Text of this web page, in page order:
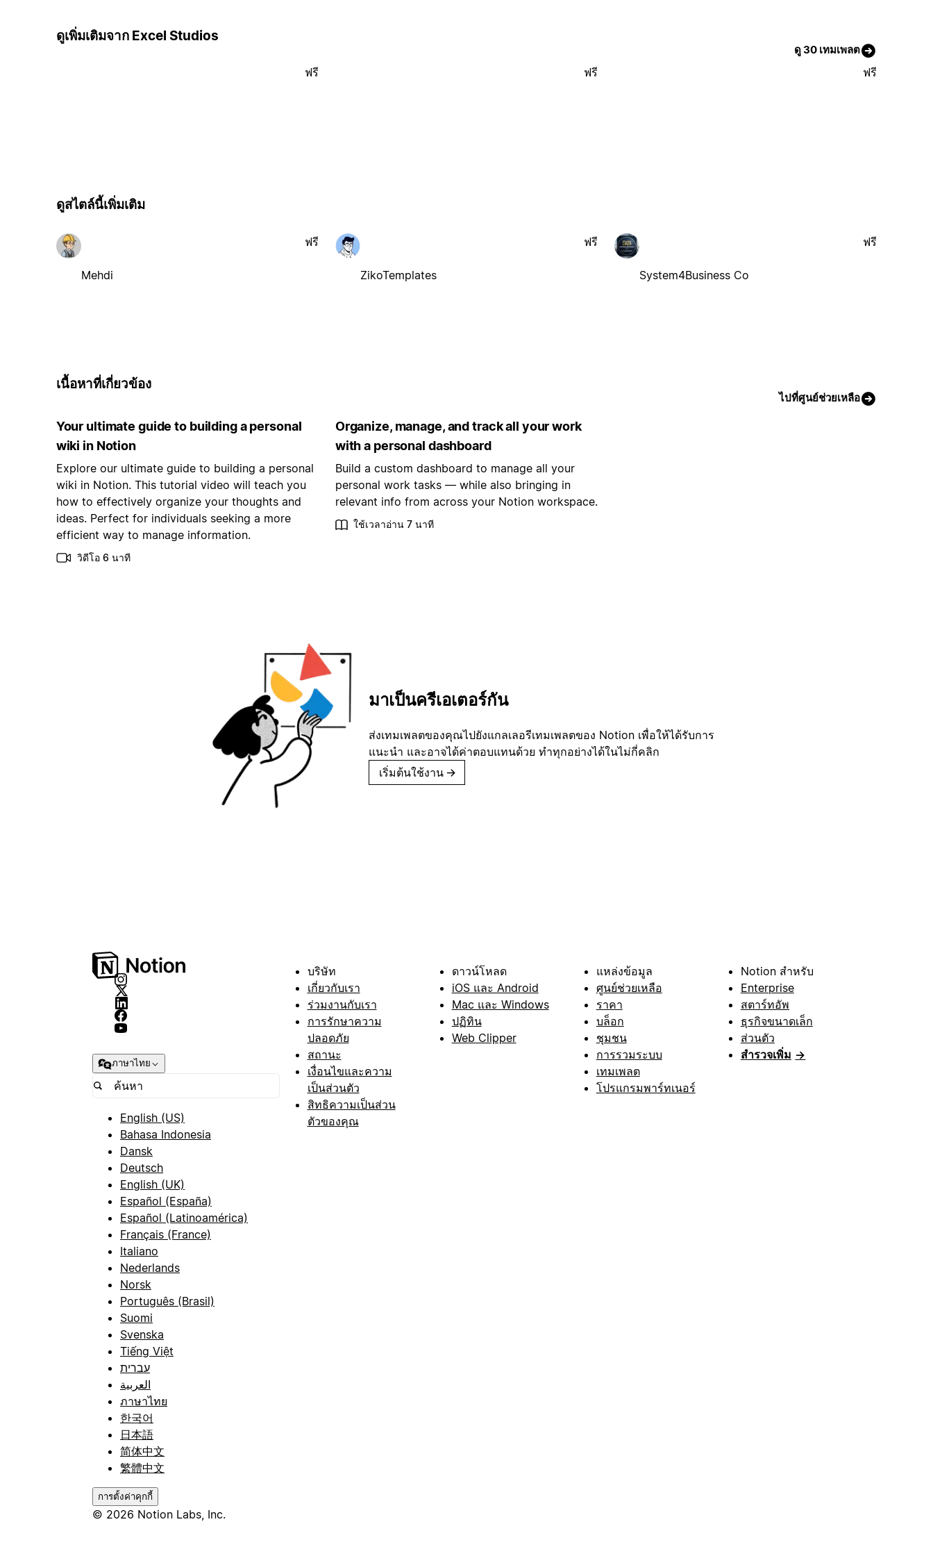
ดูเพิ่มเติมจาก Excel Studios
ดู 30 เทมเพลต
ฟรี ฟรี ฟรี
ดูสไตล์นี้เพิ่มเติม
Mehdi
ฟรี
ZikoTemplates
ฟรี
System4Business Co
ฟรี
เนื้อหาที่เกี่ยวข้อง
ไปที่ศูนย์ช่วยเหลือ
Your ultimate guide to building a personal
wiki in Notion
Explore our ultimate guide to building a personal
wiki in Notion. This tutorial video will teach you
how to effectively organize your thoughts and
ideas. Perfect for individuals seeking a more
efficient way to manage information.
วิดีโอ 6 นาที
Organize, manage, and track all your work
with a personal dashboard
Build a custom dashboard to manage all your
personal work tasks — while also bringing in
relevant info from across your Notion workspace.
ใช้เวลาอ่าน 7 นาที
มาเป็นครีเอเตอร์กัน
ส่งเทมเพลตของคุณไปยังแกลเลอรีเทมเพลตของ Notion เพื่อให้ได้รับการ
แนะนำ และอาจได้ค่าตอบแทนด้วย ทำทุกอย่างได้ในไม่กี่คลิก
เริ่มต้นใช้งาน →
ภาษาไทย
English (US)
Bahasa Indonesia
Dansk
Deutsch
English (UK)
Español (España)
Español (Latinoamérica)
Français (France)
Italiano
Nederlands
Norsk
Português (Brasil)
Suomi
Svenska
Tiếng Việt
עברית
العربية
ภาษาไทย
한국어
日本語
简体中文
繁體中文
การตั้งค่าคุกกี้
© 2026 Notion Labs, Inc.
บริษัท
เกี่ยวกับเรา
ร่วมงานกับเรา
การรักษาความ
ปลอดภัย
สถานะ
เงื่อนไขและความ
เป็นส่วนตัว
สิทธิความเป็นส่วน
ตัวของคุณ
ดาวน์โหลด
iOS และ Android
Mac และ Windows
ปฏิทิน
Web Clipper
แหล่งข้อมูล
ศูนย์ช่วยเหลือ
ราคา
บล็อก
ชุมชน
การรวมระบบ
เทมเพลต
โปรแกรมพาร์ทเนอร์
Notion สำหรับ
Enterprise
สตาร์ทอัพ
ธุรกิจขนาดเล็ก
ส่วนตัว
สำรวจเพิ่ม →